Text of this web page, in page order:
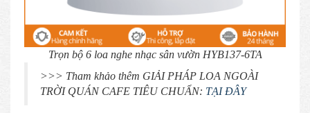
Trọn bộ 6 loa nghe nhạc sân vườn HYB137-6TA
>>> Tham khảo thêm GIẢI PHÁP LOA NGOÀI
TRỜI QUÁN CAFE TIÊU CHUẨN: TẠI ĐÂY